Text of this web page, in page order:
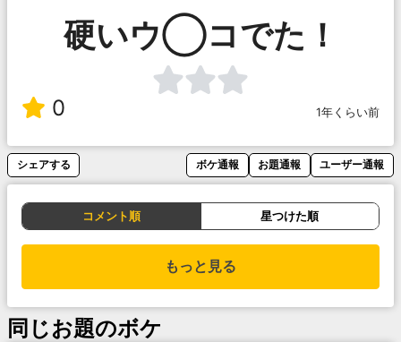
硬いウ◯コでた！
0 1年くらい前
シェアする ボケ通報 お題通報 ユーザー通報
コメント順 星つけた順
もっと見る
同じお題のボケ